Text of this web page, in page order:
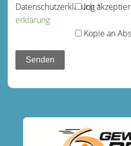
Datenschutz­erklärung*
Ich
erklärung
Kopie an